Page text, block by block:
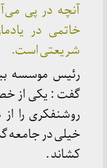
آنچه در پی
خاتمی در
شریعتی است.
رئیس موسسه
گفت : یکی از
روشنفکری را
خیلی در جامعه
کشاند .